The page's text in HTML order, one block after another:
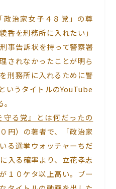
治家女子４８党」の尊
香を刑務所に入れたい」
事告訴状を持って警察署
されなかったことが明ら
刑務所に入れるために警
いうタイトルのYouTube
守る党』とは何だったの
円）の著者で、「政治家
る選挙ウォッチャーちだ
入る確率より、立花孝志
１０ケタ以上高い。ブー